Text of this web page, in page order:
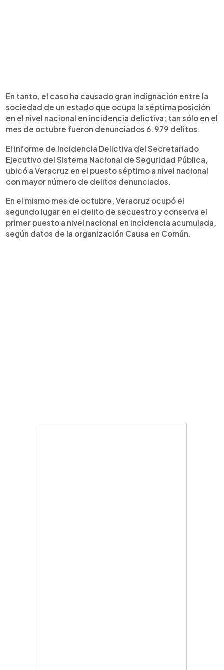
En tanto, el caso ha causado gran indignación entre la
sociedad de un estado que ocupa la séptima posición
en el nivel nacional en incidencia delictiva; tan sólo en el
mes de octubre fueron denunciados 6.979 delitos.
El informe de Incidencia Delictiva del Secretariado
Ejecutivo del Sistema Nacional de Seguridad Pública,
ubicó a Veracruz en el puesto séptimo a nivel nacional
con mayor número de delitos denunciados.
En el mismo mes de octubre, Veracruz ocupó el
segundo lugar en el delito de secuestro y conserva el
primer puesto a nivel nacional en incidencia acumulada,
según datos de la organización Causa en Común.